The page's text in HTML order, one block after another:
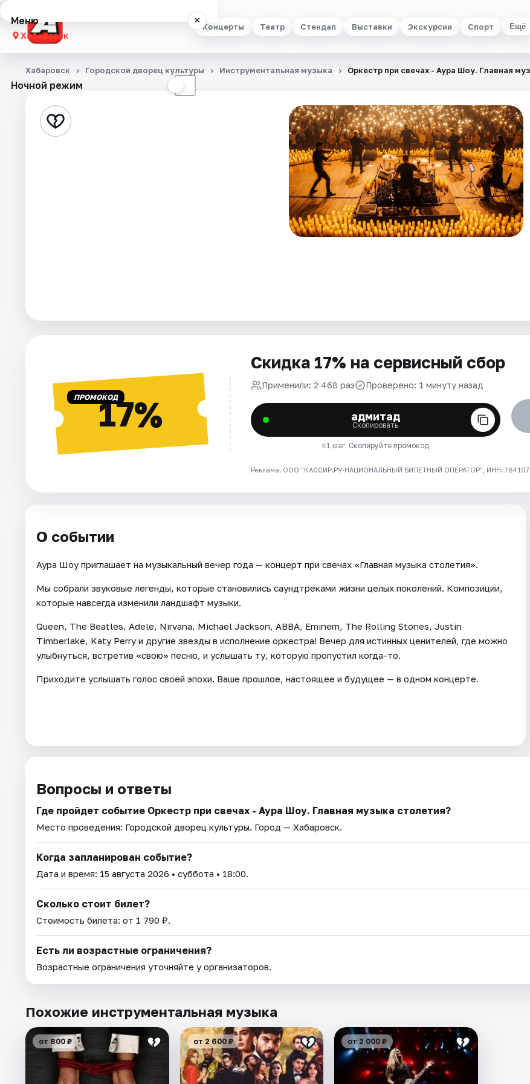
Концерты Театр Стендап Выставки Экскурсии Спорт Ещё
Меню ×
Хабаровск
Концерты
Стендап
Ночной режим ☾
Хабаровск Городской дворец культуры Инструментальная музыка Оркестр при свечах - Аура Шоу. Главная
ПРОМОКОД17%
Скидка 17% на сервисный сбор
Применили: 2 468 раз Проверено: 1 минуту назад
адмитад
Скопировать
1 шаг. Скопируйте промокод
Реклама. ООО "КАССИР.РУ-НАЦИОНАЛЬНЫЙ БИЛЕТНЫЙ ОПЕРАТОР", ИНН:
О событии
Аура Шоу приглашает на музыкальный вечер года — концерт при свечах «Главная музыка столетия».
Мы собрали звуковые легенды, которые становились саундтреками жизни целых поколений. Композиции,
которые навсегда изменили ландшафт музыки.
Queen, The Beatles, Adele, Nirvana, Michael Jackson, АBBA, Eminem, The Rolling Stones, Justin
Timberlake, Katy Perry и другие звезды в исполнение оркестра! Вечер для истинных ценителей, где можно
улыбнуться, встретив «свою» песню, и услышать ту, которую пропустил когда-то.
Приходите услышать голос своей эпохи. Ваше прошлое, настоящее и будущее — в одном концерте.
Вопросы и ответы
Где пройдет событие Оркестр при свечах - Аура Шоу. Главная музыка столетия?
Место проведения: Городской дворец культуры. Город — Хабаровск.
Когда запланирован событие?
Дата и время: 15 августа 2026 • суббота • 18:00.
Сколько стоит билет?
Стоимость билета: от 1 790 ₽.
Есть ли возрастные ограничения?
Возрастные ограничения уточняйте у организаторов.
Похожие инструментальная музыка
от 800 ₽ от 2 600 ₽ от 2 000 ₽